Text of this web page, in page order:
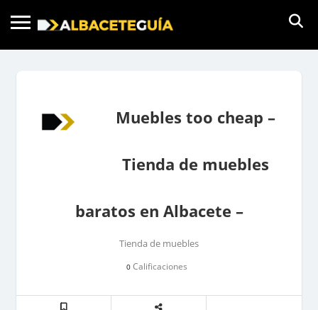
Muebles too cheap –
Tienda de muebles
baratos en Albacete –
Tienda de muebles
0 Calificaciones